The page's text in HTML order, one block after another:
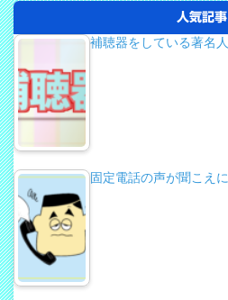
人気記事
補聴器をしている著名
固定電話の声が聞こえ